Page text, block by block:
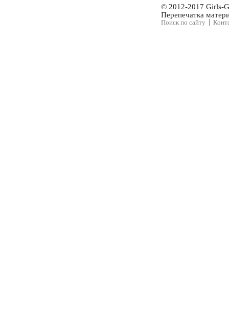
© 2012-2017 Girls-
Перепечатка
Поиск по сайту